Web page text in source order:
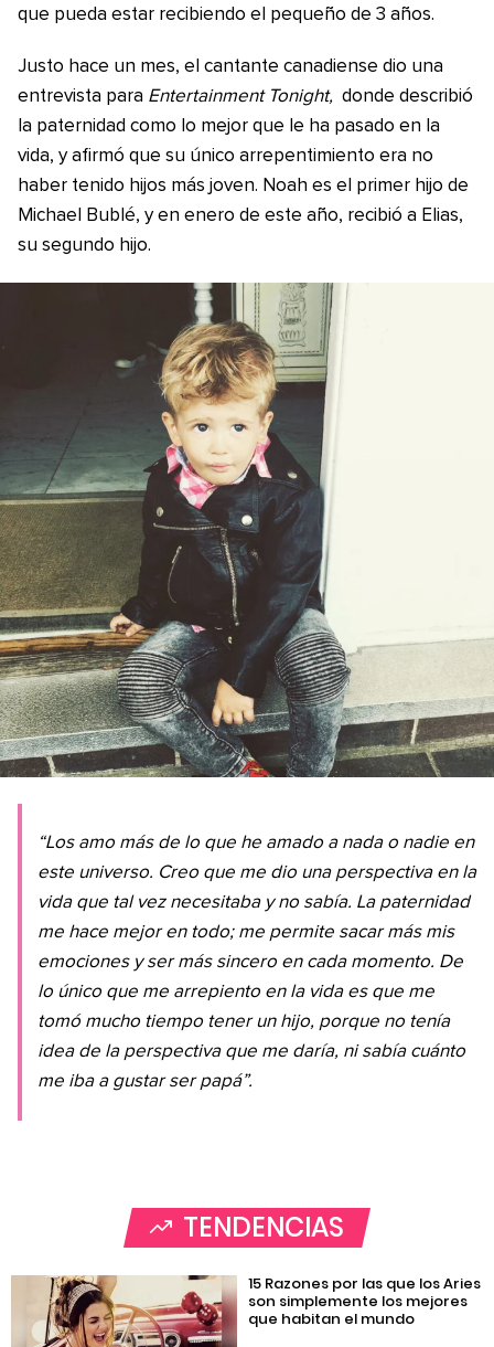
que pueda estar recibiendo el pequeño de 3 años.
Justo hace un mes, el cantante canadiense dio una
entrevista para Entertainment Tonight, donde describió
la paternidad como lo mejor que le ha pasado en la
vida, y afirmó que su único arrepentimiento era no
haber tenido hijos más joven. Noah es el primer hijo de
Michael Bublé, y en enero de este año, recibió a Elias,
su segundo hijo.
“Los amo más de lo que he amado a nada o nadie en
este universo. Creo que me dio una perspectiva en la
vida que tal vez necesitaba y no sabía. La paternidad
me hace mejor en todo; me permite sacar más mis
emociones y ser más sincero en cada momento. De
lo único que me arrepiento en la vida es que me
tomó mucho tiempo tener un hijo, porque no tenía
idea de la perspectiva que me daría, ni sabía cuánto
me iba a gustar ser papá”.
TENDENCIAS
15 Razones por las que los Aries
son simplemente los mejores
que habitan el mundo